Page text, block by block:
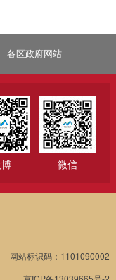
各区政府网站
微信
网站标识码：1101090002